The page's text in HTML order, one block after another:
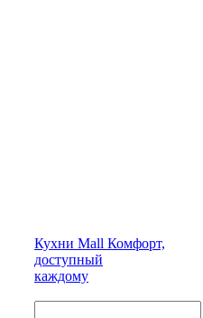
Кухни Mall Комфорт,
доступный
каждому